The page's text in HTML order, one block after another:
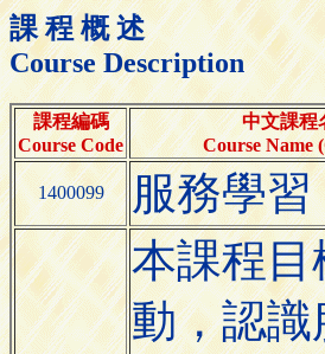
課 程 概 述
Course Description
課程編碼
Course Code
中文課程
Course Name
1400099 服務學習
本課程
動，認